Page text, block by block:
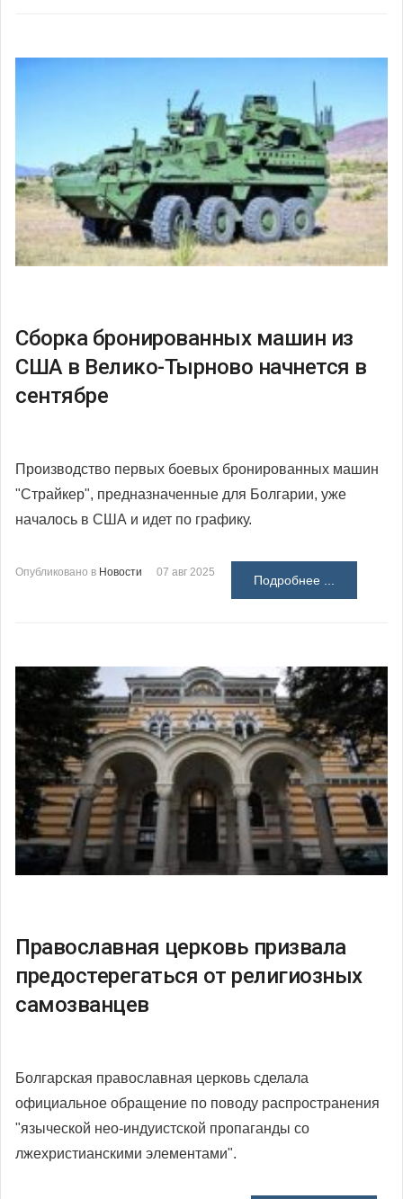
Сборка бронированных машин из
США в Велико-Тырново начнется в
сентябре
Производство первых боевых бронированных машин
"Страйкер", предназначенные для Болгарии, уже
началось в США и идет по графику.
Опубликовано в Новости 07 авг 2025
Подробнее ...
Православная церковь призвала
предостерегаться от религиозных
самозванцев
Болгарская православная церковь сделала
официальное обращение по поводу распространения
"языческой нео-индуистской пропаганды со
лжехристианскими элементами".